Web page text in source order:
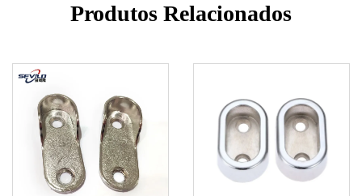
Produtos Relacionados